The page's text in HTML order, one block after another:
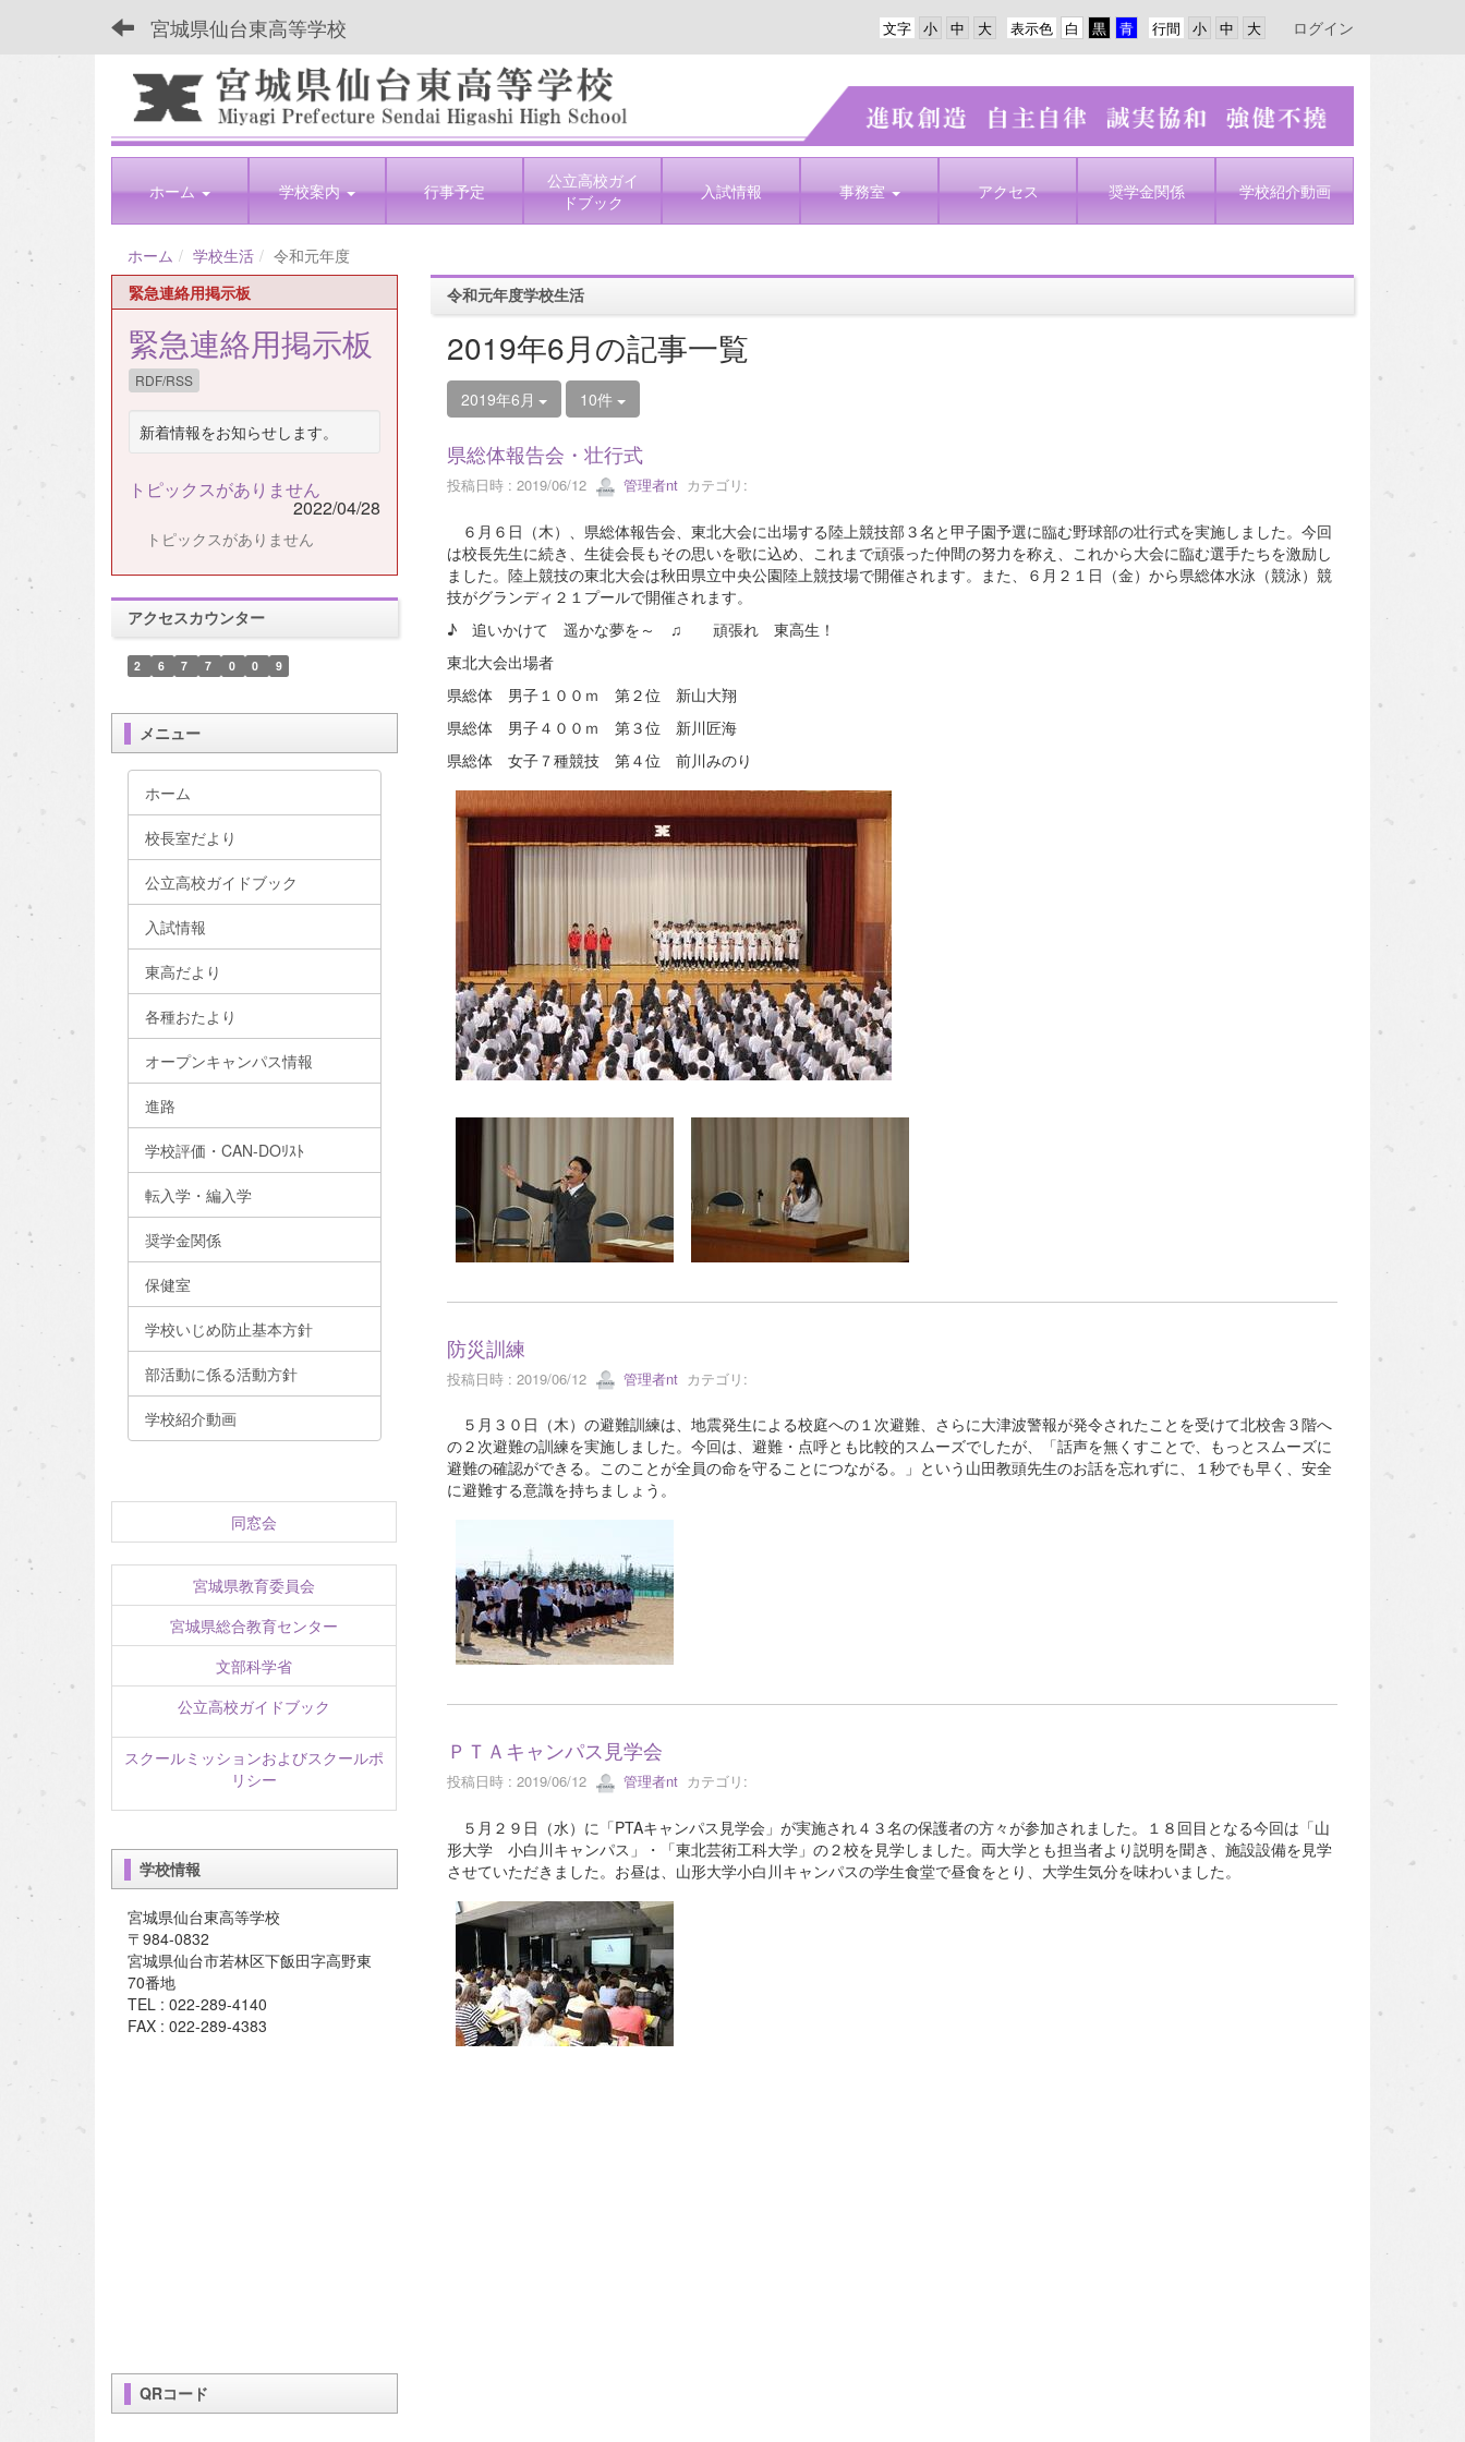
宮城県仙台東高等学校 行間
表示色
文字 ログイン
ホーム 学校案内 行事予定
公立高校ガイ
ドブック
入試情報 事務室 アクセス 奨学金関係 学校紹介動画
ホーム 学校生活
令和元年度
令和元年度学校生活
2019年6月の記事一覧
2019年6月 10件
県総体報告会・壮行式
投稿日時 : 2019/06/12 管理者ntカテゴリ:
６月６日（木）、県総体報告会、東北大会に出場する陸上競技部３名と甲子園予選に臨む野球部の壮行式を実施しました。今回
は校長先生に続き、生徒会長もその思いを歌に込め、これまで頑張った仲間の努力を称え、これから大会に臨む選手たちを激励し
ました。陸上競技の東北大会は秋田県立中央公園陸上競技場で開催されます。また、６月２１日（金）から県総体水泳（競泳）競
技がグランディ２１プールで開催されます。
♪ 追いかけて 遥かな夢を～ ♫ 頑張れ 東高生！
東北大会出場者
県総体 男子１００ｍ 第２位 新山大翔
県総体 男子４００ｍ 第３位 新川匠海
県総体 女子７種競技 第４位 前川みのり
防災訓練
投稿日時 : 2019/06/12 管理者ntカテゴリ:
５月３０日（木）の避難訓練は、地震発生による校庭への１次避難、さらに大津波警報が発令されたことを受けて北校舎３階へ
の２次避難の訓練を実施しました。今回は、避難・点呼とも比較的スムーズでしたが、「話声を無くすことで、もっとスムーズに
避難の確認ができる。このことが全員の命を守ることにつながる。」という山田教頭先生のお話を忘れずに、１秒でも早く、安全
に避難する意識を持ちましょう。
ＰＴＡキャンパス見学会
投稿日時 : 2019/06/12 管理者ntカテゴリ:
５月２９日（水）に「PTAキャンパス見学会」が実施され４３名の保護者の方々が参加されました。１８回目となる今回は「山
形大学 小白川キャンパス」・「東北芸術工科大学」の２校を見学しました。両大学とも担当者より説明を聞き、施設設備を見学
させていただきました。お昼は、山形大学小白川キャンパスの学生食堂で昼食をとり、大学生気分を味わいました。
緊急連絡用掲示板
緊急連絡用掲示板
RDF/RSS
新着情報をお知らせします。
トピックスがありません
2022/04/28
トピックスがありません
アクセスカウンター
2 6 7 7 0 0 9
メニュー
ホーム
校長室だより
公立高校ガイドブック
入試情報
東高だより
各種おたより
オープンキャンパス情報
進路
学校評価・CAN-DOﾘｽﾄ
転入学・編入学
奨学金関係
保健室
学校いじめ防止基本方針
部活動に係る活動方針
学校紹介動画
同窓会
宮城県教育委員会
宮城県総合教育センター
文部科学省
公立高校ガイドブック
スクールミッションおよびスクールポ
リシー
学校情報
宮城県仙台東高等学校
〒984-0832
宮城県仙台市若林区下飯田字高野東
70番地
TEL : 022-289-4140
FAX : 022-289-4383
QRコード